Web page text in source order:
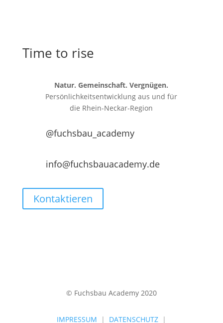
Time to rise
Natur. Gemeinschaft. Vergnügen.
Persönlichkeitsentwicklung aus und für
die Rhein-Neckar-Region
@fuchsbau_academy
info@fuchsbauacademy.de
Kontaktieren
© Fuchsbau Academy 2020
IMPRESSUM | DATENSCHUTZ |